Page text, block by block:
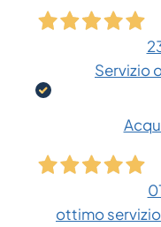
Servizio
ottimo